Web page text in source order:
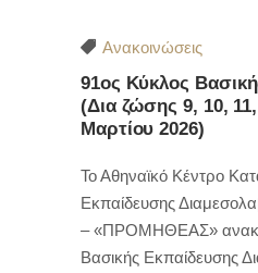
Ανακοινώσεις
91ος Κύκλος
(Δια ζώσης 9, 10,
Μαρτίου 2026)
Το Αθηναϊκό Κέντρο
Εκπαίδευσης
– «ΠΡΟΜΗΘΕΑΣ»
Βασικής Εκπαίδευσης